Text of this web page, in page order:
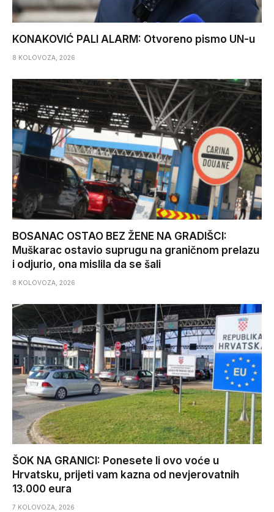
KONAKOVIĆ PALI ALARM: Otvoreno pismo UN-u
8 KOLOVOZA, 2026
BOSANAC OSTAO BEZ ŽENE NA GRADIŠCI:
Muškarac ostavio suprugu na graničnom prelazu
i odjurio, ona mislila da se šali
8 KOLOVOZA, 2026
ŠOK NA GRANICI: Ponesete li ovo voće u
Hrvatsku, prijeti vam kazna od nevjerovatnih
13.000 eura
7 KOLOVOZA, 2026